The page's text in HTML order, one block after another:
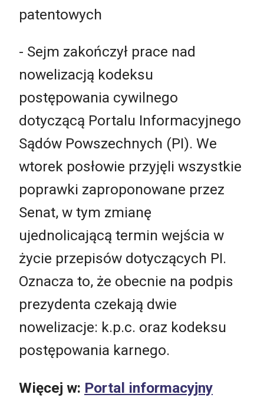
patentowych
- Sejm zakończył prace nad
nowelizacją kodeksu
postępowania cywilnego
dotyczącą Portalu Informacyjnego
Sądów Powszechnych (PI). We
wtorek posłowie przyjęli wszystkie
poprawki zaproponowane przez
Senat, w tym zmianę
ujednolicającą termin wejścia w
życie przepisów dotyczących PI.
Oznacza to, że obecnie na podpis
prezydenta czekają dwie
nowelizacje: k.p.c. oraz kodeksu
postępowania karnego.
Więcej w: Portal informacyjny